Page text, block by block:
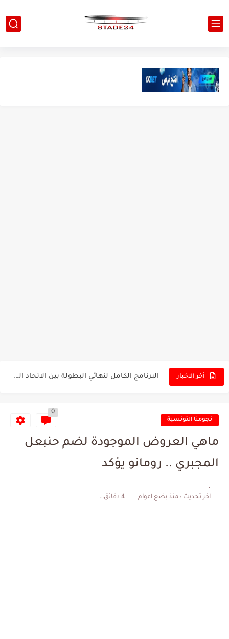
أخر الاخبار البرنامج الكامل لنهائي البطولة بين الاتحاد المنستيري والنادي الإفريقي
المدرب التونسي المتألق معين الشعباني يكشف عن اهدافه المستقبلية نجومنا التونسية
0
ماهي العروض الموجودة لضم حنبعل
المجبري .. رومانو يؤكد
.
اخر تحديث :منذ بضع اعوام 4 دقائق للقراءة